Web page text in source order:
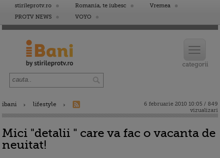
stirileprotv.ro Romania, te iubesc
Vremea
PROTV NEWS
VOYO
ibani lifestyle
6 februarie 2010 10:05 / 849
vizualizari
Mici "detalii " care va fac o vacanta de
neuitat!